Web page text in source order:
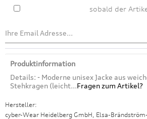
sobald der
Produktinformation
Details: - Moderne unisex Jacke aus
Stehkragen (leicht...Fragen zum Artikel?
Hersteller:
cyber-Wear Heidelberg GmbH, Elsa-